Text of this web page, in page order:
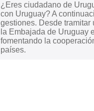
¿Eres ciudadano de
con Uruguay? A
gestiones. Desde
la Embajada de Uruguay
fomentando la
países.